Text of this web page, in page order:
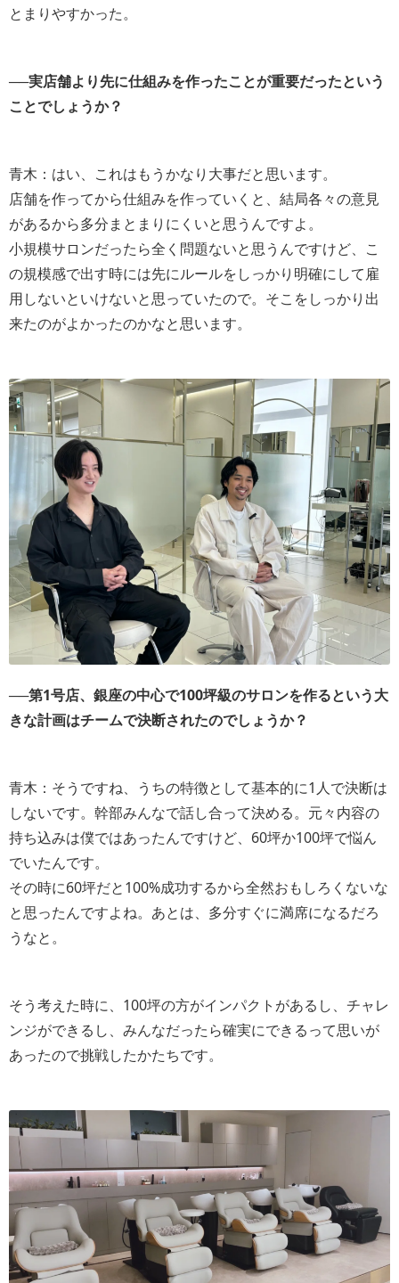
とまりやすかった。
──実店舗より先に仕組みを作ったことが重要だったという
ことでしょうか？
青木：はい、これはもうかなり大事だと思います。
店舗を作ってから仕組みを作っていくと、結局各々の意見
があるから多分まとまりにくいと思うんですよ。
小規模サロンだったら全く問題ないと思うんですけど、こ
の規模感で出す時には先にルールをしっかり明確にして雇
用しないといけないと思っていたので。そこをしっかり出
来たのがよかったのかなと思います。
──第1号店、銀座の中心で100坪級のサロンを作るという大
きな計画はチームで決断されたのでしょうか？
青木：そうですね、うちの特徴として基本的に1人で決断は
しないです。幹部みんなで話し合って決める。元々内容の
持ち込みは僕ではあったんですけど、60坪か100坪で悩ん
でいたんです。
その時に60坪だと100%成功するから全然おもしろくないな
と思ったんですよね。あとは、多分すぐに満席になるだろ
うなと。
そう考えた時に、100坪の方がインパクトがあるし、チャレ
ンジができるし、みんなだったら確実にできるって思いが
あったので挑戦したかたちです。